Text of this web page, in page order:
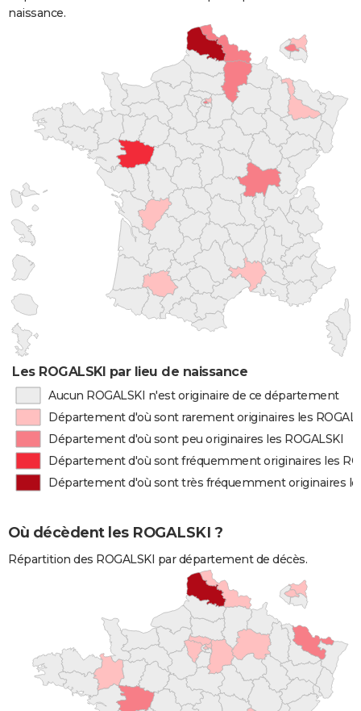
naissance.
Les ROGALSKI par lieu de naissance
Aucun ROGALSKI n'est originaire de ce département
Département d'où sont rarement originaires les
Département d'où sont peu originaires les ROGALSKI
Département d'où sont fréquemment originaires les
Département d'où sont très fréquemment originaires
Où décèdent les ROGALSKI ?
Répartition des ROGALSKI par département de décès.